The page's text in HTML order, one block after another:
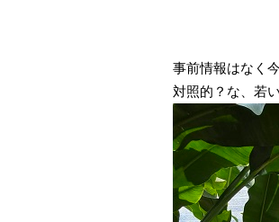
事前情報はなく
対照的？な、若